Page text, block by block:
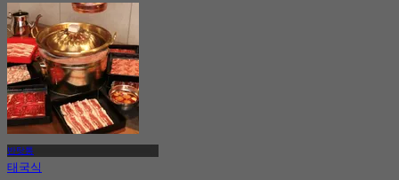
에서 ฿ 275
반탓통
태국식